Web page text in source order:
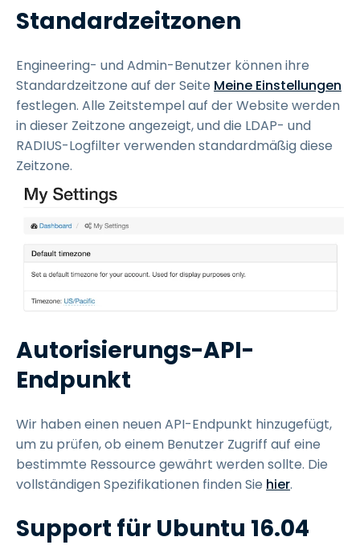
Standardzeitzonen
Engineering- und Admin-Benutzer können ihre
Standardzeitzone auf der Seite Meine Einstellungen
festlegen. Alle Zeitstempel auf der Website werden
in dieser Zeitzone angezeigt, und die LDAP- und
RADIUS-Logfilter verwenden standardmäßig diese
Zeitzone.
Autorisierungs-API-
Endpunkt
Wir haben einen neuen API-Endpunkt hinzugefügt,
um zu prüfen, ob einem Benutzer Zugriff auf eine
bestimmte Ressource gewährt werden sollte. Die
vollständigen Spezifikationen finden Sie hier.
Support für Ubuntu 16.04